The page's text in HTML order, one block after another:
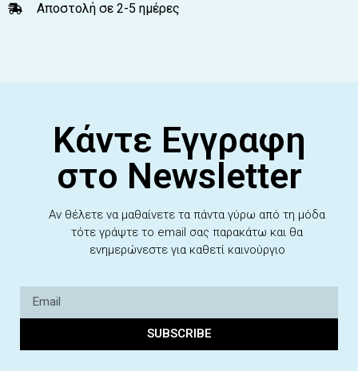
Αποστολή σε 2-5 ημέρες
Κάντε Εγγραφη
στο Newsletter
Αν θέλετε να μαθαίνετε τα πάντα γύρω από τη μόδα
τότε γράψτε το email σας παρακάτω και θα
ενημερώνεστε για καθετί καινούργιο
SUBSCRIBE